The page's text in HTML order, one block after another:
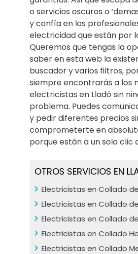
o servicios oscuros o
y confía en los
electricidad que están por
Queremos que tengas la
saber en esta web la
buscador y varios filtros,
siempre encontrarás a los
electricistas en Lladó sin
problema. Puedes
y pedir diferentes precios
comprometerte en
porque están a un solo clic
OTROS SERVICIOS EN
Electricistas en Collado
Electricistas en Collado
Electricistas en Collado
Electricistas en Collado
Electricistas en Collado